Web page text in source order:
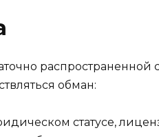
обман:
статусе,